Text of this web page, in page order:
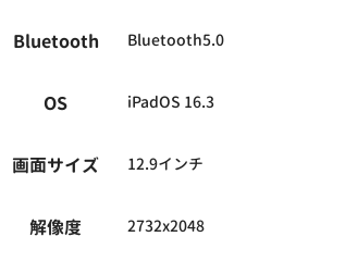
Bluetooth Bluetooth5.0
OS iPadOS 16.3
画面サイズ 12.9インチ
解像度 2732x2048